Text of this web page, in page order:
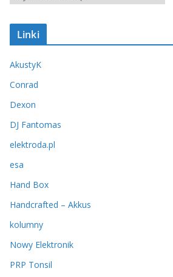
r
c
w
u
m
Linki
AkustyK
Conrad
Dexon
DJ Fantomas
elektroda.pl
esa
Hand Box
Handcrafted – Akkus
kolumny
Nowy Elektronik
PRP Tonsil